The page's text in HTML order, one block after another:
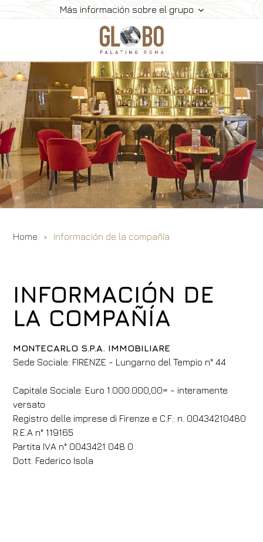
Más información sobre el grupo
Home
Reuniones Y Eventos
Salas De Reuniones
Habitaciones Y Servicios
Galería
Contactos
Home Información de la compañía
INFORMACIÓN DE
LA COMPAÑÍA
MONTECARLO S.P.A. IMMOBILIARE
​​Sede Sociale: FIRENZE - Lungarno del Tempio n° 44
Capitale Sociale: Euro 1.000.000,00= - interamente
versato
Registro delle imprese di Firenze e C.F.: n. 00434210480
R.E.A n° 119165
Partita IVA n° 0043421 048 0
​Dott. Federico Isola​